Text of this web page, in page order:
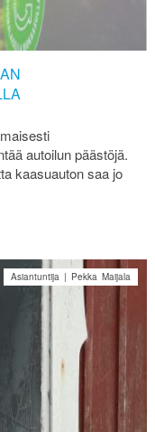
autoilun päästöjä.
kaasuauton saa jo
Asiantuntija | Pekka Maijala